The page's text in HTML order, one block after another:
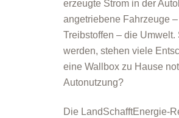
erzeugte Strom in der
angetriebene Fahrzeuge
Treibstoffen – die
werden, stehen viele
eine Wallbox zu Hause
Autonutzung?
Die LandSchafftEnergie-